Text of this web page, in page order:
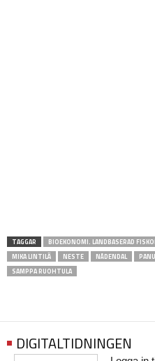
TAGGAR BIOEKONOMI. LANDBASERAD
MIKA LINTILÄ
NESTE NÅDENDAL
SAMPPA RUOHTULA
DIGITALTIDNINGEN